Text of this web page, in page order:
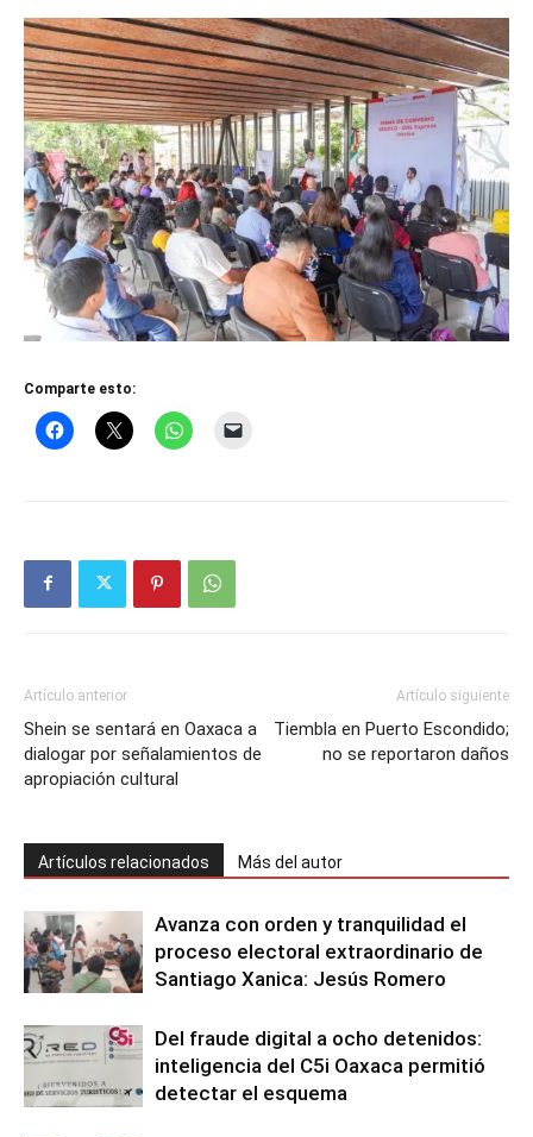
Comparte esto:
Artículo anterior
Shein se sentará en Oaxaca a
dialogar por señalamientos de
apropiación cultural
Artículo siguiente
Tiembla en Puerto Escondido;
no se reportaron daños
Artículos relacionados Más del autor
Avanza con orden y tranquilidad el
proceso electoral extraordinario de
Santiago Xanica: Jesús Romero
Del fraude digital a ocho detenidos:
inteligencia del C5i Oaxaca permitió
detectar el esquema